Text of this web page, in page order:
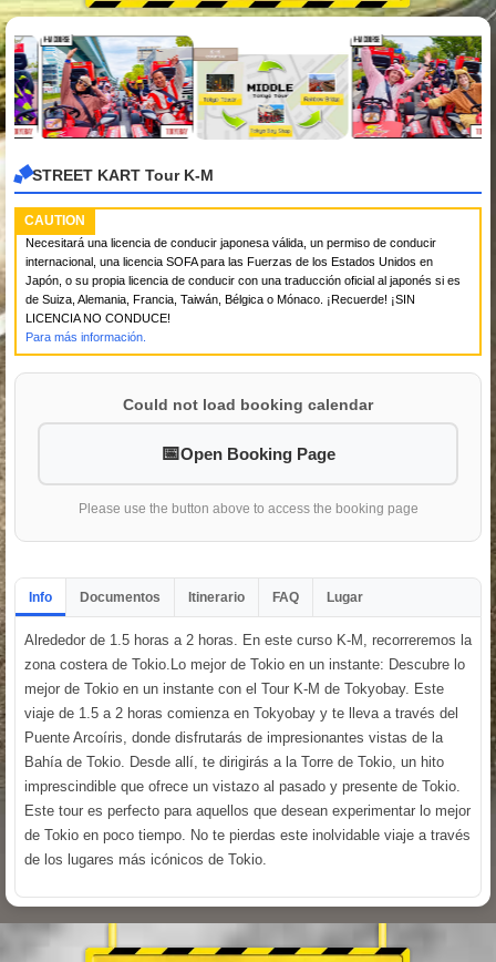
STREET KART Tour K-M
CAUTION
Necesitará una licencia de conducir japonesa válida, un permiso de conducir
internacional, una licencia SOFA para las Fuerzas de los Estados Unidos en
Japón, o su propia licencia de conducir con una traducción oficial al japonés si es
de Suiza, Alemania, Francia, Taiwán, Bélgica o Mónaco. ¡Recuerde! ¡SIN
LICENCIA NO CONDUCE!
Para más información.
Could not load booking calendar
Open Booking Page
Please use the button above to access the booking page
Info Documentos Itinerario FAQ Lugar
Alrededor de 1.5 horas a 2 horas. En este curso K-M, recorreremos la
zona costera de Tokio.Lo mejor de Tokio en un instante: Descubre lo
mejor de Tokio en un instante con el Tour K-M de Tokyobay. Este
viaje de 1.5 a 2 horas comienza en Tokyobay y te lleva a través del
Puente Arcoíris, donde disfrutarás de impresionantes vistas de la
Bahía de Tokio. Desde allí, te dirigirás a la Torre de Tokio, un hito
imprescindible que ofrece un vistazo al pasado y presente de Tokio.
Este tour es perfecto para aquellos que desean experimentar lo mejor
de Tokio en poco tiempo. No te pierdas este inolvidable viaje a través
de los lugares más icónicos de Tokio.